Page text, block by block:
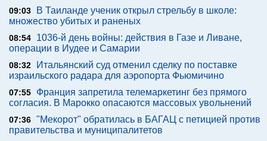
09:03
В Таиланде ученик открыл стрельбу в школе:
множество убитых и раненых
08:54
1036-й день войны: действия в Газе и Ливане,
операции в Иудее и Самарии
08:32
Итальянский суд отменил сделку по поставке
израильского радара для аэропорта Фьюмичино
07:55
Франция запретила телемаркетинг без прямого
согласия. В Марокко опасаются массовых увольнений
07:36 "Мекорот" обратилась в БАГАЦ с петицией против
правительства и муниципалитетов